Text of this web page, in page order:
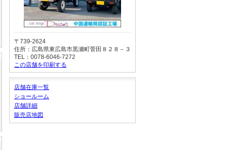
〒739-2624
住所：広島県東広島市黒瀬町菅田８２８－３
TEL：0078-6046-7272
この店舗を印刷する
店舗在庫一覧
ショールーム
店舗詳細
販売店地図